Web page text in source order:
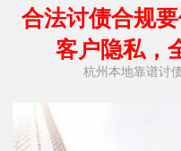
合法讨债合规
客户隐私，
杭州本地靠谱讨